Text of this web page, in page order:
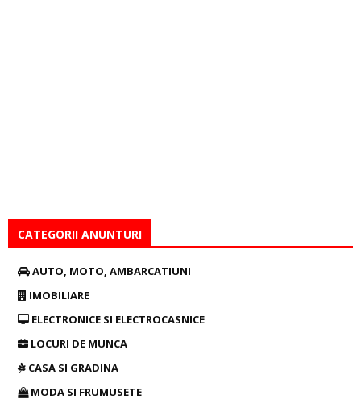
CATEGORII ANUNTURI
AUTO, MOTO, AMBARCATIUNI
IMOBILIARE
ELECTRONICE SI ELECTROCASNICE
LOCURI DE MUNCA
CASA SI GRADINA
MODA SI FRUMUSETE